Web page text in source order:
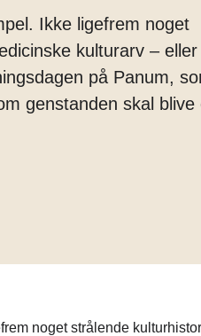
Ikke ligefrem noget
kulturarv –
på Panum,
genstanden skal
noget strålende